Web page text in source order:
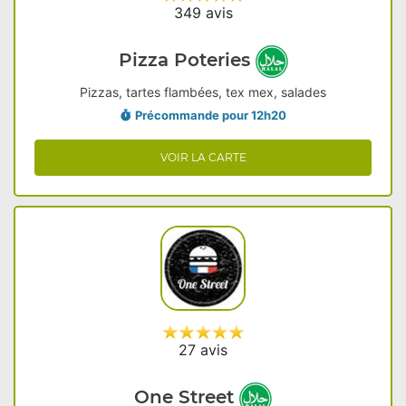
349 avis
Pizza Poteries
Pizzas, tartes flambées, tex mex, salades
Précommande pour 12h20
VOIR LA CARTE
27 avis
One Street